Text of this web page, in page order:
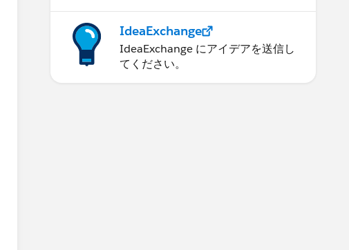
IdeaExchange
IdeaExchange にアイデアを送信し
てください。